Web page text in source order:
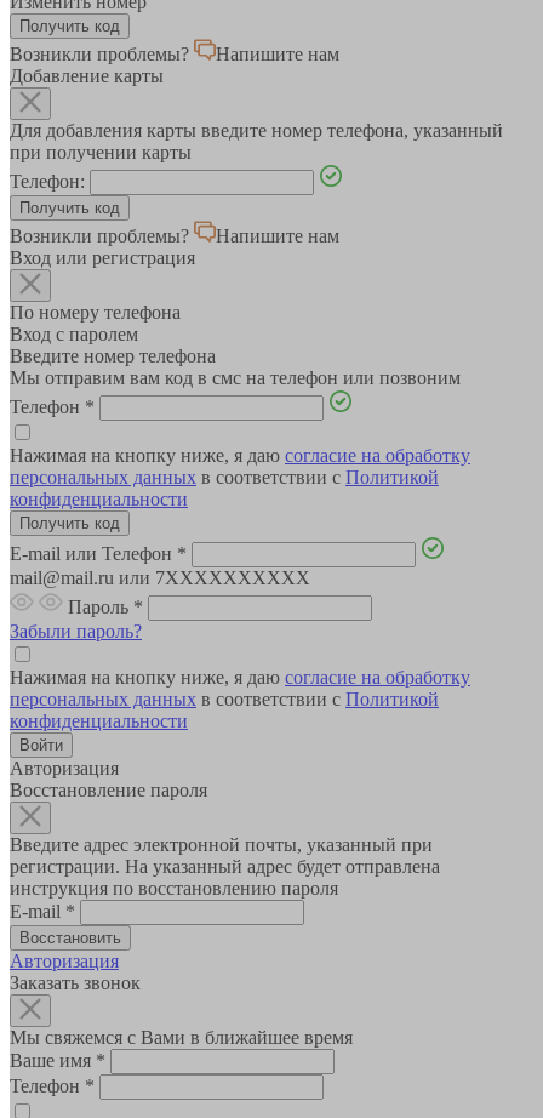
Возникли проблемы?
Напишите нам
Добавление карты
Для добавления карты введите номер телефона, указанный
при получении карты
Телефон:
Возникли проблемы?
Напишите нам
Вход или регистрация
По номеру телефона
Вход с паролем
Введите номер телефона
Мы отправим вам код в смс на телефон или позвоним
Телефон *
Нажимая на кнопку ниже, я даю согласие на обработку
персональных данных в соответствии с Политикой
конфиденциальности
E-mail или Телефон *
mail@mail.ru или 7XXXXXXXXXX
Пароль *
Забыли пароль?
Нажимая на кнопку ниже, я даю согласие на обработку
персональных данных в соответствии с Политикой
конфиденциальности
Авторизация
Восстановление пароля
Введите адрес электронной почты, указанный при
регистрации. На указанный адрес будет отправлена
инструкция по восстановлению пароля
E-mail *
Авторизация
Заказать звонок
Мы свяжемся с Вами в ближайшее время
Ваше имя *
Телефон *